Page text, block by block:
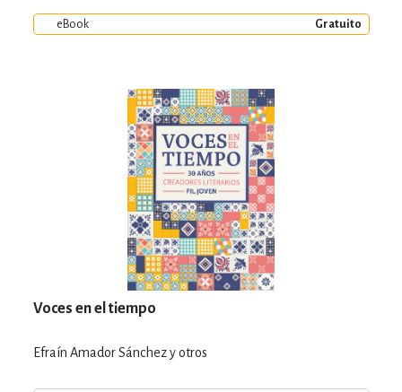
eBook Gratuito
Voces en el tiempo
Efraín Amador Sánchez y otros